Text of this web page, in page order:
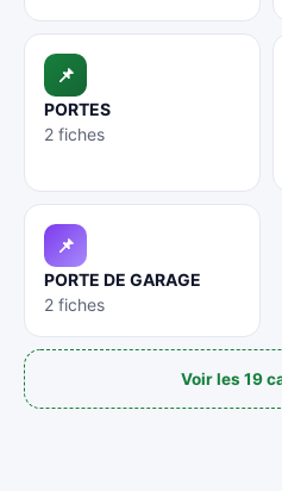
📌
PORTES
2 fiches
📌
PORTE DE GARAGE
2 fiches
Voir les 19